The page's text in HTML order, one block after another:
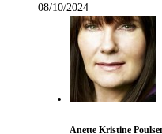
08/10/2024
Anette Kristine